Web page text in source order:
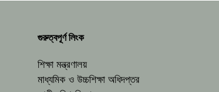
গুরুত্বপূর্ণ লিংক
শিক্ষা মন্ত্রণালয়
মাধ্যমিক ও উচ্চশিক্ষা অধিদপ্তর